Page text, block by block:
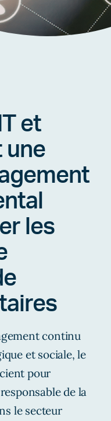
et
une
les
continu
et sociale, le
pour
de la
le secteur